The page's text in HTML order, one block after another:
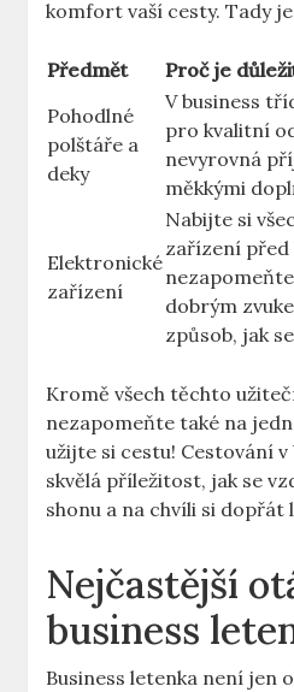
komfort vaší cesty. Tady
Předmět
Proč je
Pohodlné
polštáře a
deky
V business
pro kvalitní
nevyrovná
měkkými
Elektronické
zařízení
Nabijte si
zařízení před
dobrým
způsob, jak
Kromě všech těchto
nezapomeňte také na
užijte si cestu! Cestování
skvělá příležitost, jak se
shonu a na chvíli si dopřát
Nejčastější
business
Business letenka není jen